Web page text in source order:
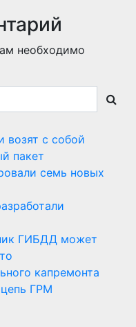
необходимо
возят с собой
пакет
семь новых
ГИБДД может
капремонта
ГРМ